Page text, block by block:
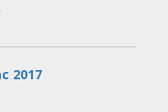
2017